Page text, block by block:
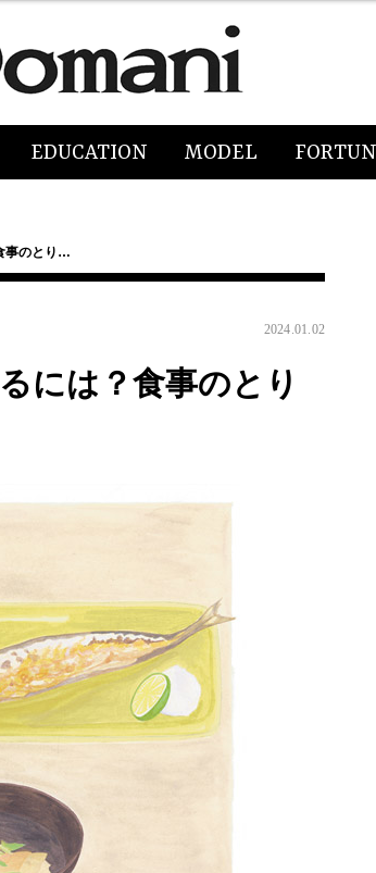
EDUCATION MODEL
事のとり…
2024.01.02
には？食事のとり